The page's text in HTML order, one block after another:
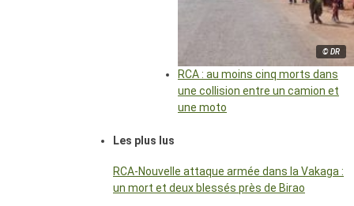
© DR
RCA : au moins cinq morts dans
une collision entre un camion et
une moto
Les plus lus
RCA-Nouvelle attaque armée dans la Vakaga :
un mort et deux blessés près de Birao